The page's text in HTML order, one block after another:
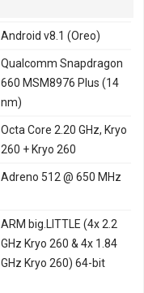
Android v8.1 (Oreo)
Qualcomm Snapdragon
660 MSM8976 Plus (14
nm)
Octa Core 2.20 GHz, Kryo
260 + Kryo 260
Adreno 512 @ 650 MHz
ARM big.LITTLE (4x 2.2
GHz Kryo 260 & 4x 1.84
GHz Kryo 260) 64-bit